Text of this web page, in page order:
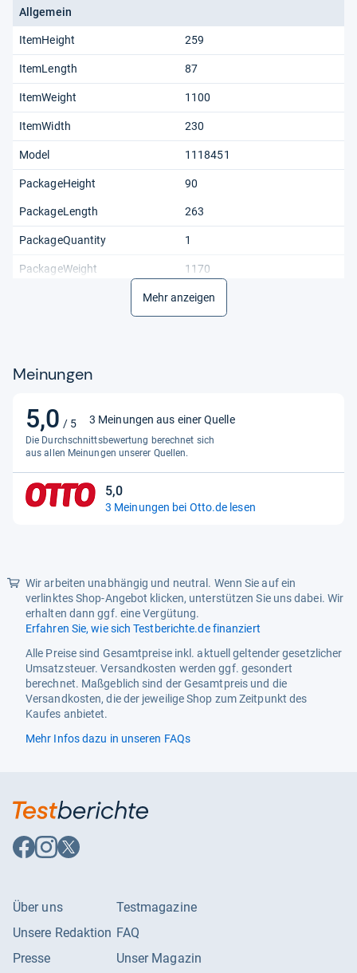
Allgemein
ItemHeight 259
ItemLength 87
ItemWeight 1100
ItemWidth 230
Model 1118451
PackageHeight 90
PackageLength 263
PackageQuantity 1
PackageWeight 1170
234
Mehr anzeigen
Meinungen
5,0 / 5
5,0
von
5
Sternen
3 Meinungen aus einer Quelle
Die Durchschnittsbewertung berechnet sich
aus allen Meinungen unserer Quellen.
5,0
5,0
von
3 Meinungen bei Otto.de lesen
Wir arbeiten unabhängig und neutral. Wenn Sie auf ein
verlinktes Shop-Angebot klicken, unterstützen Sie uns dabei. Wir
erhalten dann ggf. eine Vergütung.
Erfahren Sie, wie sich Testberichte.de finanziert
Alle Preise sind Gesamtpreise inkl. aktuell geltender gesetzlicher
Umsatzsteuer. Versandkosten werden ggf. gesondert
berechnet. Maßgeblich sind der Gesamtpreis und die
Versandkosten, die der jeweilige Shop zum Zeitpunkt des
Kaufes anbietet.
Mehr Infos dazu in unseren FAQs
Auf
Facebook
Auf
Instagram
Auf
X
Über uns
Unsere Redaktion
Presse
Testmagazine
FAQ
Unser Magazin